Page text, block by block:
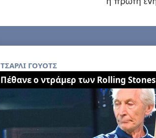
ΤΣΑΡΛΙ ΓΟΥΟΤΣ
Πέθανε ο ντράμερ των Rolling Stones